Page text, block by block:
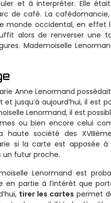
et à interpréter. Elle
de café. La
monde occidental, en effet
alors de renverser une
Mademoiselle
Anne Lenormand
jusqu’à aujourd’hui, il est
Lenormand, il est
ou bien encore celui
haute société des
si la carte est apposée
un futur proche.
Lenormand est
en partie à l’intérêt que
tirer les cartes permet